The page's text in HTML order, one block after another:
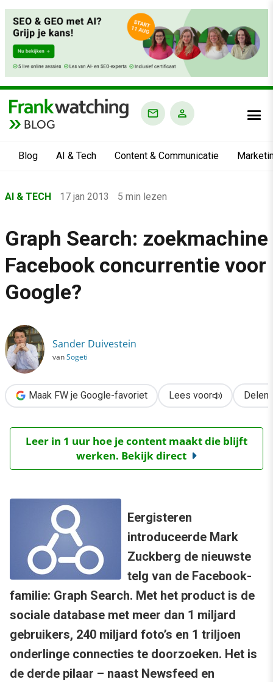
BLOG
Blog AI & Tech Content & Communicatie
›
›
AI & Tech
›
Graph Search: zoekmachine Facebook concurrentie voor
AI & TECH 17 jan 2013 5 min lezen
Graph Search: zoekmachine
Facebook concurrentie voor
Google?
Sander Duivestein
vanSogeti
Maak FW je Google-favoriet Lees voor Delen
Leer in 1 uur hoe je content maakt die blijft
werken. Bekijk direct
Eergisteren
introduceerde Mark
Zuckberg de nieuwste
telg van de Facebook-
familie: Graph Search. Met het product is de
sociale database met meer dan 1 miljard
gebruikers, 240 miljard foto’s en 1 triljoen
onderlinge connecties te doorzoeken. Het is
de derde pilaar – naast Newsfeed en